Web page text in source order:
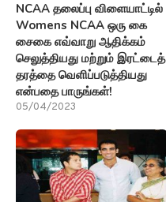
NCAA தலைப்பு விளையாட்டில்
Womens NCAA ஒரு கை
சைகை எவ்வாறு ஆதிக்கம்
செலுத்தியது மற்றும் இரட்டைத்
தரத்தை வெளிப்படுத்தியது
என்பதை பாருங்கள்!
05/04/2023